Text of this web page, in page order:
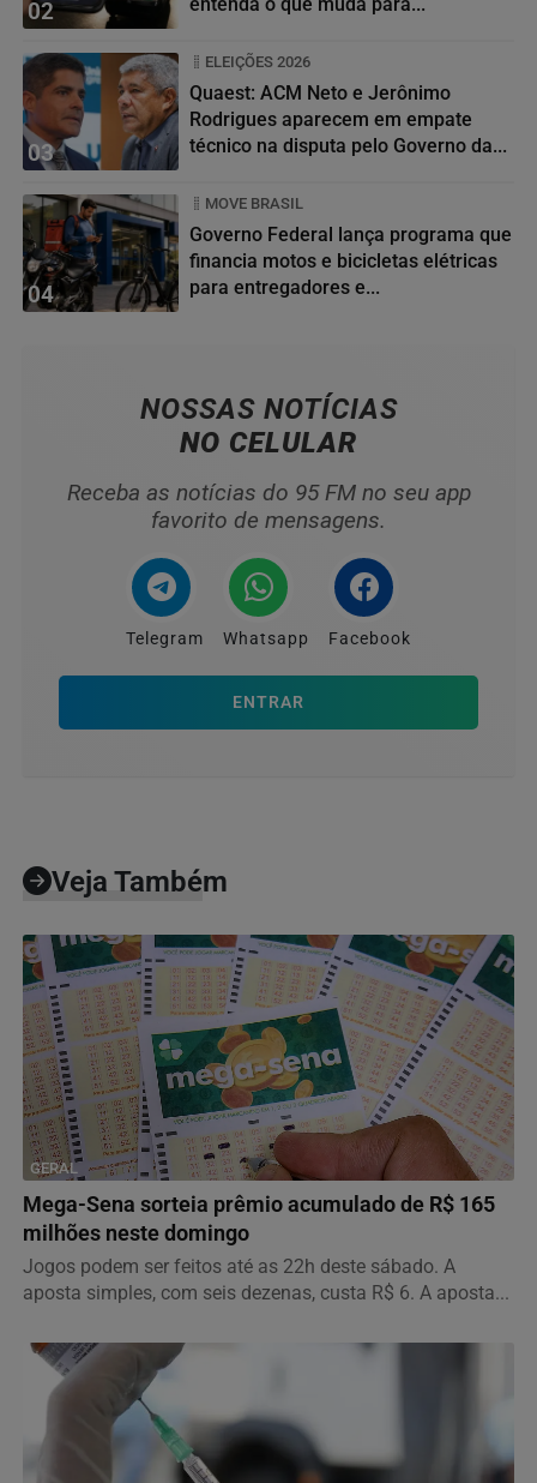
02
03
ELEIÇÕES 2026
Quaest: ACM Neto e Jerônimo
Rodrigues aparecem em empate
técnico na disputa pelo Governo da...
04
MOVE BRASIL
Governo Federal lança programa que
financia motos e bicicletas elétricas
para entregadores e...
NOSSAS NOTÍCIAS
NO CELULAR
Receba as notícias do 95 FM no seu app
favorito de mensagens.
Telegram Whatsapp Facebook
ENTRAR
Veja Também
GERAL
Mega-Sena sorteia prêmio acumulado de R$ 165
milhões neste domingo
Jogos podem ser feitos até as 22h deste sábado. A
aposta simples, com seis dezenas, custa R$ 6. A aposta...